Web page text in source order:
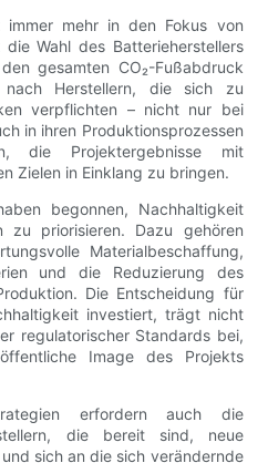
immer mehr in den Fokus von
Wahl des Batterieherstellers
gesamten CO₂-Fußabdruck
Herstellern, die sich zu
verpflichten – nicht nur bei
in ihren Produktionsprozessen
die Projektergebnisse mit
Zielen in Einklang zu bringen.
begonnen, Nachhaltigkeit
zu priorisieren. Dazu gehören
Materialbeschaffung,
und die Reduzierung des
Die Entscheidung für
investiert, trägt nicht
regulatorischer Standards bei,
Image des Projekts
erfordern auch die
die bereit sind, neue
sich an die sich verändernde